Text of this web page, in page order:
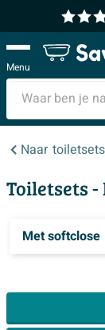
Menu
Naar toiletsets
Toiletsets-
Met softclose